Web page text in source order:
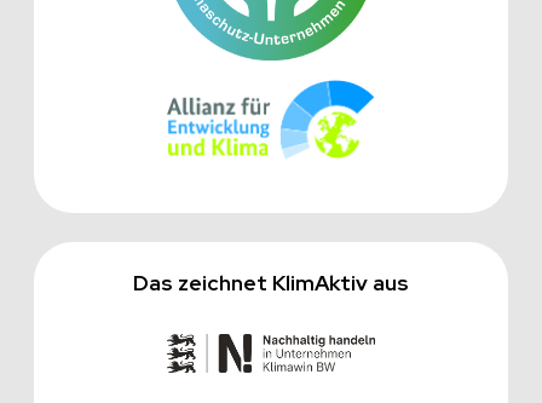
Das zeichnet KlimAktiv aus